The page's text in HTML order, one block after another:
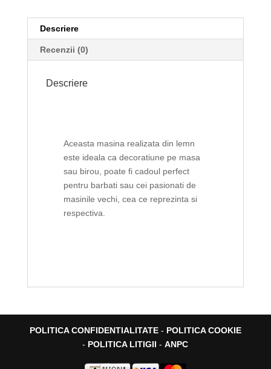
Descriere
Recenzii (0)
Descriere
Aceasta masina realizata din lemn
este ideala ca decoratiune pe masa
sau birou, poate fi cadoul perfect
pentru barbati sau cei pasionati de
masinile vechi, cea ce reprezinta si
respectiva.
POLITICA CONFIDENTIALITATE- POLITICA COOKIE
- POLITICA LITIGII -ANPC